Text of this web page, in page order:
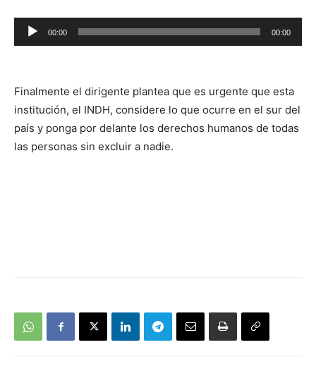
Reproductor
de
00:00 00:00
Finalmente el dirigente plantea que es urgente que esta
institución, el INDH, considere lo que ocurre en el sur del
país y ponga por delante los derechos humanos de todas
las personas sin excluir a nadie.